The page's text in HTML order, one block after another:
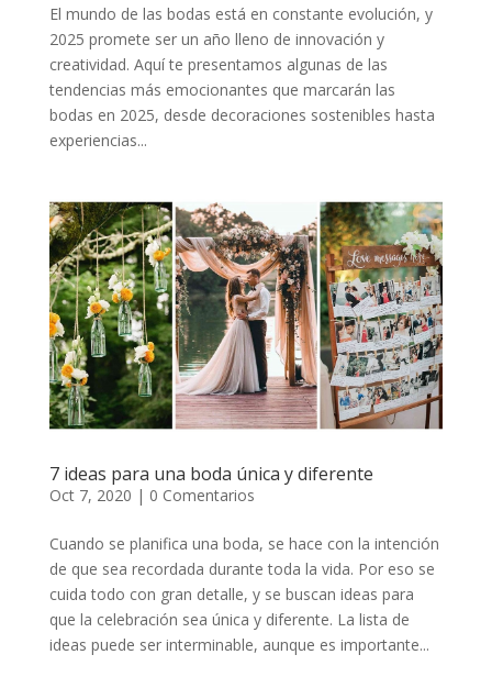
El mundo de las bodas está en constante evolución, y
2025 promete ser un año lleno de innovación y
creatividad. Aquí te presentamos algunas de las
tendencias más emocionantes que marcarán las
bodas en 2025, desde decoraciones sostenibles hasta
experiencias...
7 ideas para una boda única y diferente
Oct 7, 2020 | 0 Comentarios
Cuando se planifica una boda, se hace con la intención
de que sea recordada durante toda la vida. Por eso se
cuida todo con gran detalle, y se buscan ideas para
que la celebración sea única y diferente. La lista de
ideas puede ser interminable, aunque es importante...